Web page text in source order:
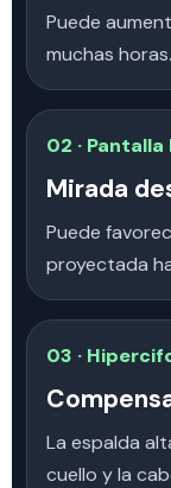
Puede
muchas horas.
02 · Pantalla
Mirada
Puede
proyectada
03 ·
La espalda
cuello y la